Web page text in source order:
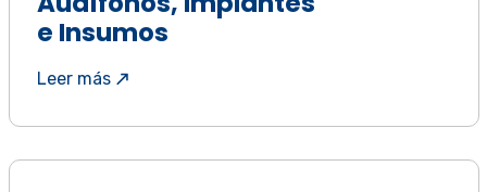
e Insumos
Leer más